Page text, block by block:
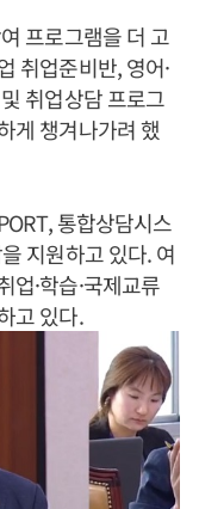
프로그램을 더 고
취업준비반, 영어·
취업상담 프로그
게 챙겨나가려 했
통합상담시스
지원하고 있다. 여
업·학습·국제교류
고 있다.